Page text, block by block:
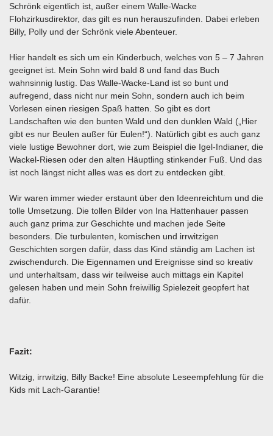
Schrönk eigentlich ist, außer einem Walle-Wacke
Flohzirkusdirektor, das gilt es nun herauszufinden. Dabei erleben
Billy, Polly und der Schrönk viele Abenteuer.
Hier handelt es sich um ein Kinderbuch, welches von 5 – 7 Jahren
geeignet ist. Mein Sohn wird bald 8 und fand das Buch
wahnsinnig lustig. Das Walle-Wacke-Land ist so bunt und
aufregend, dass nicht nur mein Sohn, sondern auch ich beim
Vorlesen einen riesigen Spaß hatten. So gibt es dort
Landschaften wie den bunten Wald und den dunklen Wald („Hier
gibt es nur Beulen außer für Eulen!“). Natürlich gibt es auch ganz
viele lustige Bewohner dort, wie zum Beispiel die Igel-Indianer, die
Wackel-Riesen oder den alten Häuptling stinkender Fuß. Und das
ist noch längst nicht alles was es dort zu entdecken gibt.
Wir waren immer wieder erstaunt über den Ideenreichtum und die
tolle Umsetzung. Die tollen Bilder von Ina Hattenhauer passen
auch ganz prima zur Geschichte und machen jede Seite
besonders. Die turbulenten, komischen und irrwitzigen
Geschichten sorgen dafür, dass das Kind ständig am Lachen ist
zwischendurch. Die Eigennamen und Ereignisse sind so kreativ
und unterhaltsam, dass wir teilweise auch mittags ein Kapitel
gelesen haben und mein Sohn freiwillig Spielezeit geopfert hat
dafür.
Fazit:
Witzig, irrwitzig, Billy Backe! Eine absolute Leseempfehlung für die
Kids mit Lach-Garantie!